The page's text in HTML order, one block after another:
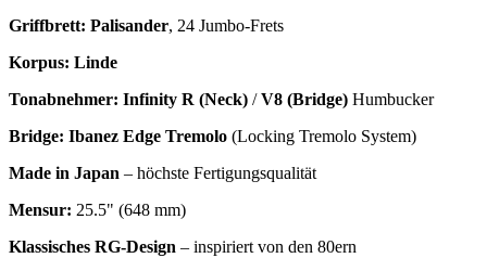
Griffbrett: Palisander, 24 Jumbo-Frets
Korpus: Linde
Tonabnehmer: Infinity R (Neck) /V8 (Bridge) Humbucker
Bridge: Ibanez Edge Tremolo (Locking Tremolo System)
Made in Japan – höchste Fertigungsqualität
Mensur: 25.5" (648 mm)
Klassisches RG-Design – inspiriert von den 80ern